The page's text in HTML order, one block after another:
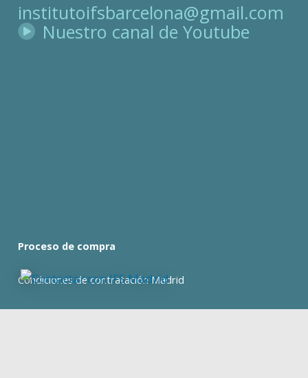
institutoifsbarcelona@gmail.com
Nuestro canal de Youtube
Proceso de compra
Condiciones de contratación Madrid